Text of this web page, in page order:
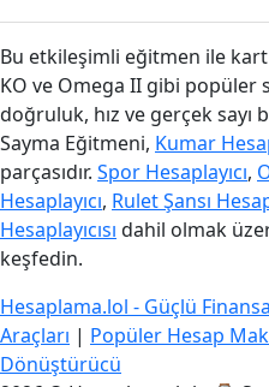
Bu etkileşimli eğitmen ile kart
KO ve Omega II gibi popüler
doğruluk, hız ve gerçek
Sayma Eğitmeni, Kumar
parçasıdır. Spor Hesaplayıcı,
Hesaplayıcı, Rulet Şansı
Hesaplayıcısı dahil olmak
keşfedin.
Hesaplama.lol - Güçlü
Araçları | Popüler Hesap
Dönüştürücü